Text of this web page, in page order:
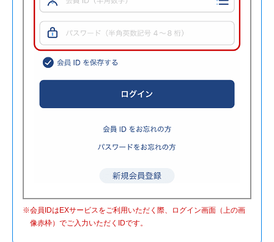
※会員IDはEXサービスをご利用いただく際、ログイン画面（上の画
像赤枠）でご入力いただくIDです。